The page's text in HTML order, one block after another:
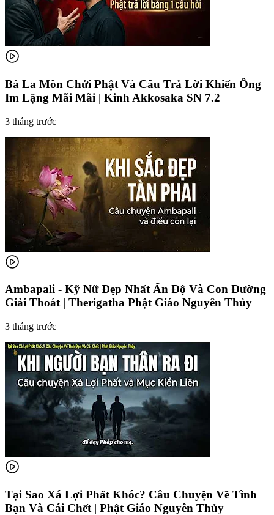
Bà La Môn Chửi Phật Và Câu Trả Lời Khiến Ông
Im Lặng Mãi Mãi | Kinh Akkosaka SN 7.2
3 tháng trước
Ambapali - Kỹ Nữ Đẹp Nhất Ấn Độ Và Con Đường
Giải Thoát | Therigatha Phật Giáo Nguyên Thủy
3 tháng trước
Tại Sao Xá Lợi Phất Khóc? Câu Chuyện Về Tình
Bạn Và Cái Chết | Phật Giáo Nguyên Thủy